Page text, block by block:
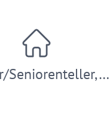
Seniorenteller,…